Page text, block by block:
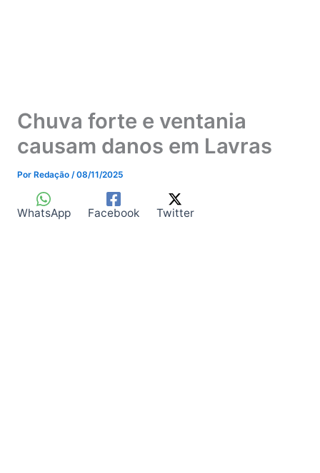
Chuva forte e ventania
causam danos em Lavras
Por Redação /08/11/2025
WhatsApp Facebook Twitter